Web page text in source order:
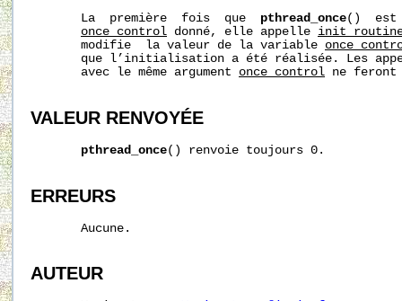
       La  première  fois  que
pthread_once()  est
once_control donné, elle appelle
       modifie  la valeur de la variable
que l’initialisation a été réalisée. Les
       avec le même argument
once_control ne
VALEUR RENVOYÉE
pthread_once() renvoie toujours 0.
ERREURS
       Aucune.
AUTEUR